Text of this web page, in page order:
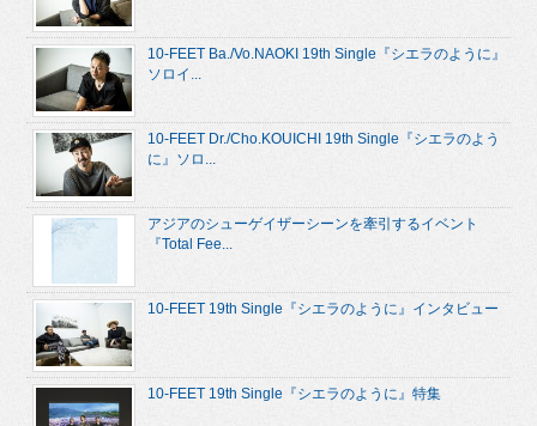
10-FEET Ba./Vo.NAOKI 19th Single『シエラのように』
ソロイ...
10-FEET Dr./Cho.KOUICHI 19th Single『シエラのよう
に』ソロ...
アジアのシューゲイザーシーンを牽引するイベント
『Total Fee...
10-FEET 19th Single『シエラのように』インタビュー
10-FEET 19th Single『シエラのように』特集